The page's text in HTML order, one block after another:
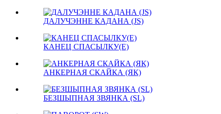
ДАЛУЧЭННЕ КАДАНА (JS)
КАНЕЦ СПАСЫЛКУ(E)
АНКЕРНАЯ СКАЙКА (ЯК)
БЕЗШЫПНАЯ ЗВЯНКА (SL)